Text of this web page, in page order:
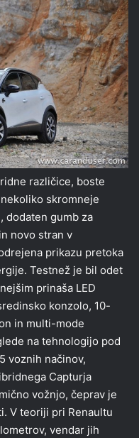
različice, boste
skromneje
dodaten gumb za
novo stran v
prikazu pretoka
Testnež je bil odet
prinaša LED
konzolo, 10-
in multi-mode
na tehnologijo pod
voznih načinov,
Capturja
vožnjo, čeprav je
V teoriji pri Renaultu
vendar jih